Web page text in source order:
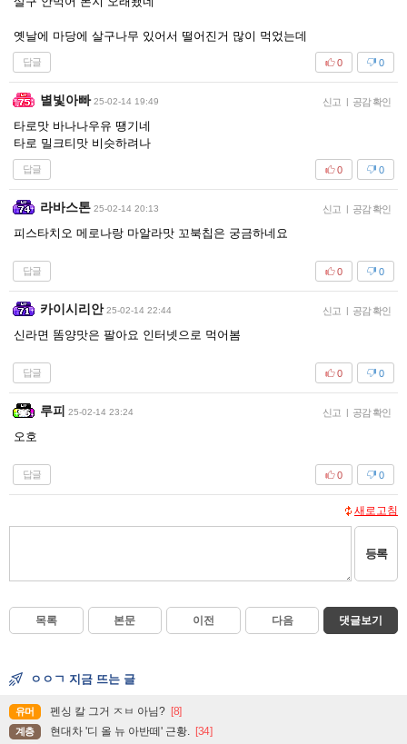
옛날에 마당에 살구나무 있어서 떨어진거 많이 먹었는데
답글 0
0
별빛아빠 25-02-14 19:49 신고 공감 확인
타로맛 바나나우유 땡기네
타로 밀크티맛 비슷하려나
답글 0
0
라바스톤 25-02-14 20:13 신고 공감 확인
피스타치오 메로나랑 마알라맛 꼬북칩은 궁금하네요
답글 0
0
카이시리안 25-02-14 22:44 신고 공감 확인
신라면 똠양맛은 팔아요 인터넷으로 먹어봄
답글 0
0
루피 25-02-14 23:24 신고 공감 확인
오호
답글 0
0
새로고침
등록
목록 본문 이전 다음 댓글보기
ㅇㅇㄱ 지금 뜨는 글
유머 펜싱 칼 그거 ㅈㅂ 아님? [8]
계층 현대차 '디 올 뉴 아반떼' 근황. [34]